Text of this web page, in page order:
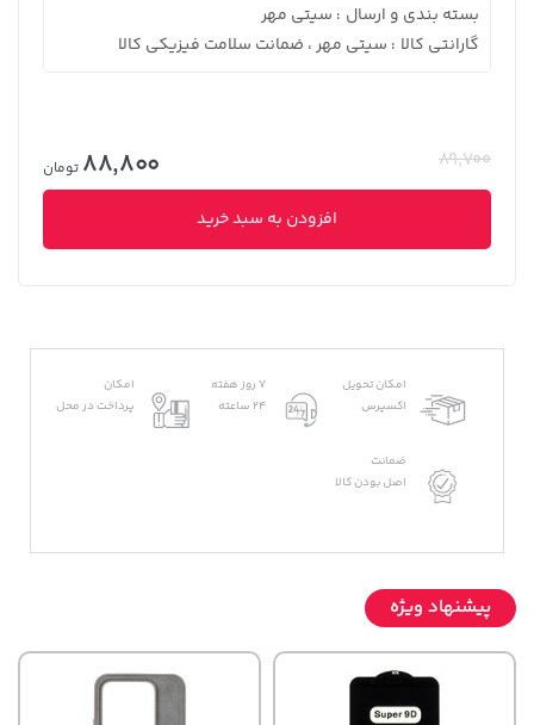
بسته بندی و ارسال : سیتی مهر
گارانتی کالا : سیتی مهر ، ضمانت سلامت فیزیکی کالا
89,700
88,800 تومان
افزودن به سبد خرید
امکان تحویل
اکسپرس
7 روز هفته
24 ساعته
امکان
پرداخت در محل
ضمانت
اصل بودن کالا
پیشنهاد ویژه